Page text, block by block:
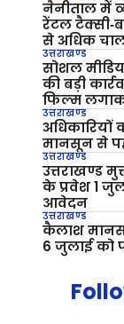
नैनीताल में
रेंटल
से अधिक
उत्तराखण्ड
सोशल
की बड़ी
फिल्म
उत्तराखण्ड
अधिकारियों
मानसून से
उत्तराखण्ड
उत्तराखण्ड
के प्रवेश 1
आवेदन
उत्तराखण्ड
कैलाश
6 जुलाई को